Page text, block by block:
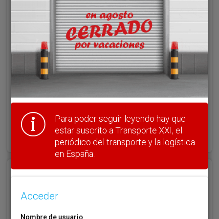
Acceder
Nombre de usuario
¿Olvidó su clave?
Haga clic aquí para recuperarla.
Nombre de usuario (elija un nombre)
Para poder seguir leyendo hay que
estar suscrito a Transporte XXI, el
periódico del transporte y la logística
en España.
Acceder
Nombre de usuario